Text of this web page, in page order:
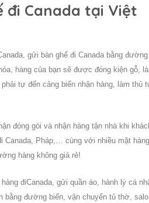
đi Canada tại Việt
gửi bàn ghế đi Canada bằng đường
hàng của bạn sẽ được đóng kiện gỗ,
tự đến cảng biển nhận hàng, làm thủ
đóng gói và nhận hàng tận nhà khi
Canada, Pháp,… cùng với nhiều mặt hàng
hàng không giá rẻ!
hàng điCanada , gửi quần áo, hành lý cá
đường biển, vận chuyển tủ thờ,